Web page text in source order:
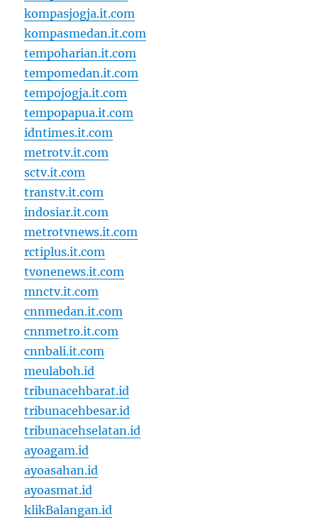
kompasjogja.it.com
kompasmedan.it.com
tempoharian.it.com
tempomedan.it.com
tempojogja.it.com
tempopapua.it.com
idntimes.it.com
metrotv.it.com
sctv.it.com
transtv.it.com
indosiar.it.com
metrotvnews.it.com
rctiplus.it.com
tvonenews.it.com
mnctv.it.com
cnnmedan.it.com
cnnmetro.it.com
cnnbali.it.com
meulaboh.id
tribunacehbarat.id
tribunacehbesar.id
tribunacehselatan.id
ayoagam.id
ayoasahan.id
ayoasmat.id
klikBalangan.id